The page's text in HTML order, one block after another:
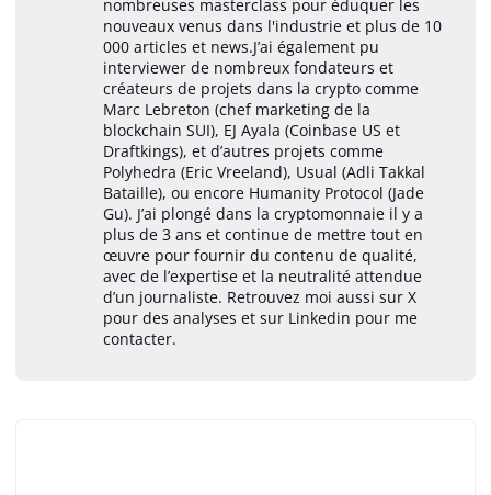
nombreuses masterclass pour éduquer les
nouveaux venus dans l'industrie et plus de 10
000 articles et news.J’ai également pu
interviewer de nombreux fondateurs et
créateurs de projets dans la crypto comme
Marc Lebreton (chef marketing de la
blockchain SUI), EJ Ayala (Coinbase US et
Draftkings), et d’autres projets comme
Polyhedra (Eric Vreeland), Usual (Adli Takkal
Bataille), ou encore Humanity Protocol (Jade
Gu). J’ai plongé dans la cryptomonnaie il y a
plus de 3 ans et continue de mettre tout en
œuvre pour fournir du contenu de qualité,
avec de l’expertise et la neutralité attendue
d’un journaliste. Retrouvez moi aussi sur X
pour des analyses et sur Linkedin pour me
contacter.